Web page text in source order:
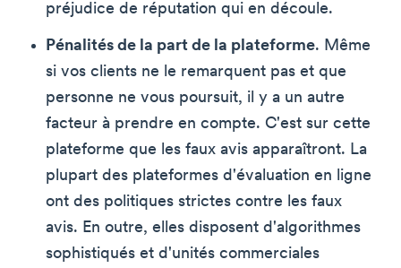
préjudice de réputation qui en découle.
Pénalités de la part de la plateforme. Même
si vos clients ne le remarquent pas et que
personne ne vous poursuit, il y a un autre
facteur à prendre en compte. C'est sur cette
plateforme que les faux avis apparaîtront. La
plupart des plateformes d'évaluation en ligne
ont des politiques strictes contre les faux
avis. En outre, elles disposent d'algorithmes
sophistiqués et d'unités commerciales